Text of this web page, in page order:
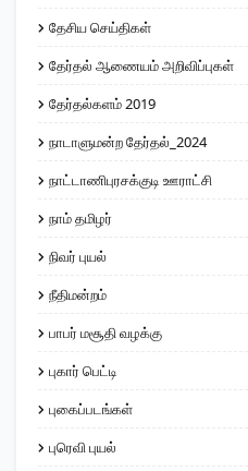
தேசிய செய்திகள்
தேர்தல் ஆணையம் அறிவிப்புகள்
தேர்தல்களம் 2019
நாடாளுமன்ற தேர்தல்_2024
நாட்டாணிபுரசக்குடி ஊராட்சி
நாம் தமிழர்
நிவர் புயல்
நீதிமன்றம்
பாபர் மசூதி வழக்கு
புகார் பெட்டி
புகைப்படங்கள்
புரெவி புயல்